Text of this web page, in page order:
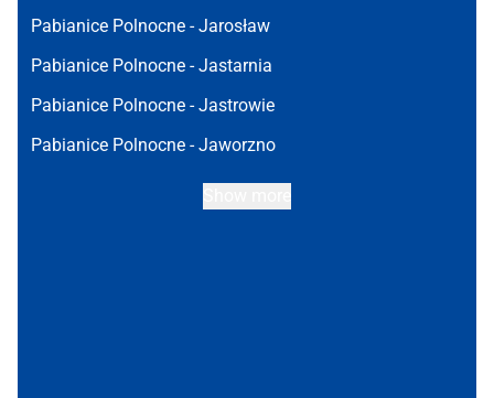
Pabianice Polnocne -Jarosław
Pabianice Polnocne -Jastarnia
Pabianice Polnocne -Jastrowie
Pabianice Polnocne -Jaworzno